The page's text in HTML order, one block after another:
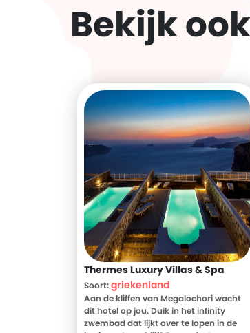
Bekijk
Thermes Luxury Villas & Spa
Soort:griekenland
Aan de kliffen van Megalochori wacht
dit hotel op jou. Duik in het infinity
zwembad dat lijkt over te lopen in de